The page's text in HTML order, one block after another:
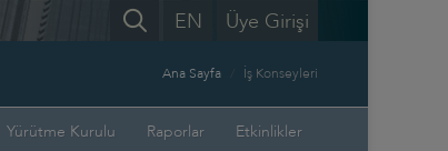
Üye Girişi
EN
Ana Sayfa İş Konseyleri
Yürütme Kurulu Raporlar Etkinlikler